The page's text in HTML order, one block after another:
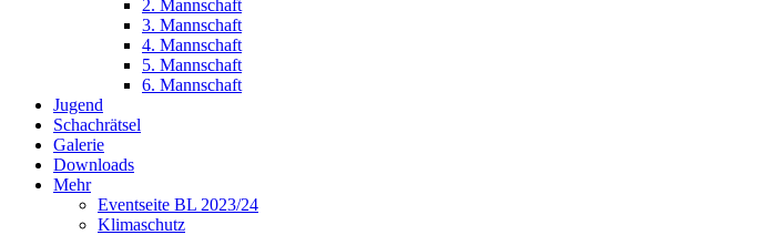
2. Mannschaft
3. Mannschaft
4. Mannschaft
5. Mannschaft
6. Mannschaft
Jugend
Schachrätsel
Galerie
Downloads
Mehr
Eventseite BL 2023/24
Klimaschutz